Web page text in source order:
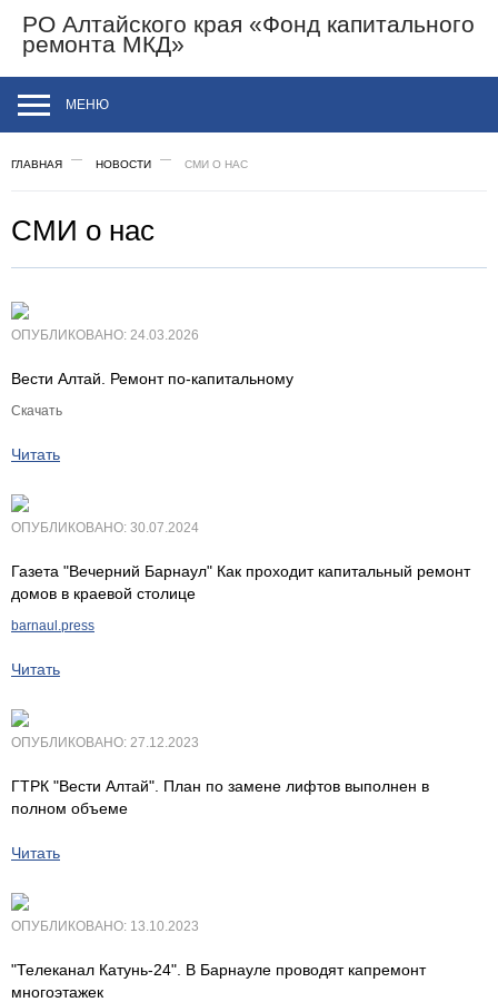
РО Алтайского края «Фонд капитального
ремонта МКД»
МЕНЮ
ГЛАВНАЯ НОВОСТИ СМИ О НАС
СМИ о нас
ОПУБЛИКОВАНО: 24.03.2026
Вести Алтай. Ремонт по-капитальному
Скачать
Читать
ОПУБЛИКОВАНО: 30.07.2024
Газета "Вечерний Барнаул" Как проходит капитальный ремонт
домов в краевой столице
barnaul.press
Читать
ОПУБЛИКОВАНО: 27.12.2023
ГТРК "Вести Алтай". План по замене лифтов выполнен в
полном объеме
Читать
ОПУБЛИКОВАНО: 13.10.2023
"Телеканал Катунь-24". В Барнауле проводят капремонт
многоэтажек